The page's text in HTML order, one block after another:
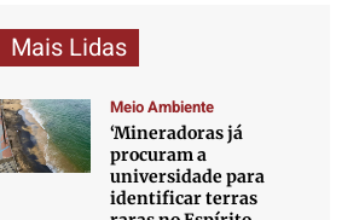
Mais Lidas
Meio Ambiente
‘Mineradoras já
procuram a
universidade para
identificar terras